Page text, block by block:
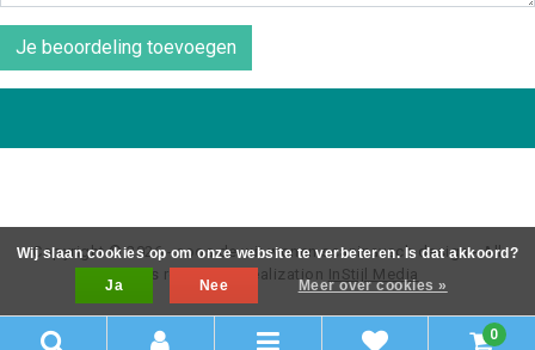
Je beoordeling toevoegen
Copyright © 2026 - coos de wit wonen scaninavsch design - All
rights reserved - Realization InStijl Media
0
Wij slaan cookies op om onze website te verbeteren. Is dat akkoord?
Ja
Nee Meer over cookies »